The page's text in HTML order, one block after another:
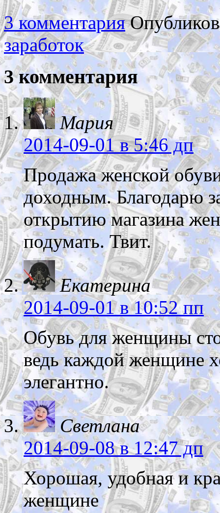
3 комментария
заработок
3 комментария
Мария
2014-09-01в 5:46 дп
Продажа женской
доходным. Благодарю
открытию магазина
подумать. Твит.
Екатерина
2014-09-01в 10:52 пп
Обувь для женщины
ведь каждой женщине
элегантно.
Светлана
2014-09-08в 12:47 дп
Хорошая, удобная и
женщине